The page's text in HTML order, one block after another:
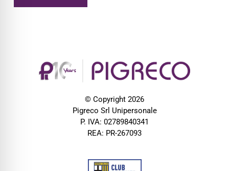
© Copyright 2026
Pigreco Srl Unipersonale
P. IVA: 02789840341
REA: PR-267093